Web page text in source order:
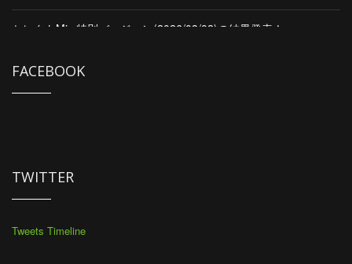
セレクトMix 特別バージョン(2026/08/02)の結果発表！
CPL Second(2026/08/01)の結果発表！
FACEBOOK
TWITTER
Tweets Timeline